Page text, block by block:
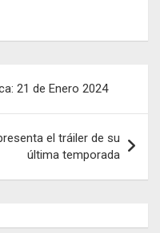
21 de Enero 2024
el tráiler de su
última temporada